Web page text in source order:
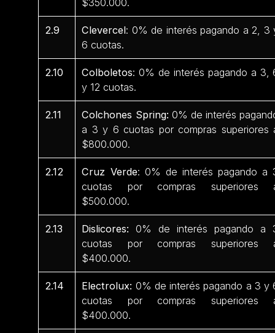
$350.000.
2.9 Clevercel: 0% de interés pagando a 2, 3
6 cuotas.
2.10 Colboletos: 0% de interés pagando a 3,
y 12 cuotas.
2.11 Colchones Spring: 0% de interés
a 3 y 6 cuotas por compras superiores
$800.000.
2.12 Cruz Verde: 0% de interés pagando a
cuotas por compras superiores
$500.000.
2.13 Dislicores: 0% de interés pagando a
cuotas por compras superiores
$400.000.
2.14 Electrolux: 0% de interés pagando a 3 y
cuotas por compras superiores
$400.000.